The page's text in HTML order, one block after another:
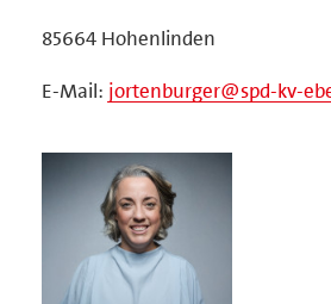
85664 Hohenlinden
E-Mail: jortenburger@spd-kv-